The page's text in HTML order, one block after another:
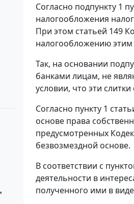
Согласно подпункту 1
налогообложения
При этом статьей 149
налогообложению этим
Так, на основании
банками лицам, не
условии, что эти
Согласно пункту 1
основе права
предусмотренных
безвозмездной основе.
В соответствии с
деятельности в
полученного ими в